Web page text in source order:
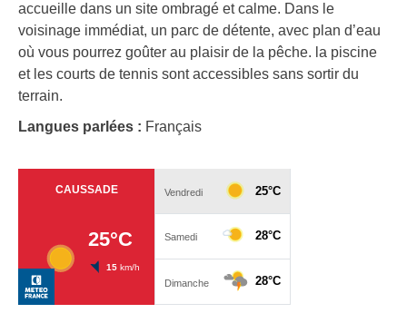
accueille dans un site ombragé et calme. Dans le
voisinage immédiat, un parc de détente, avec plan d’eau
où vous pourrez goûter au plaisir de la pêche. la piscine
et les courts de tennis sont accessibles sans sortir du
terrain.
Langues parlées : Français